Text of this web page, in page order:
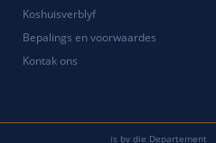
Koshuisverblyf
Bepalings en voorwaardes
Kontak ons
is by die Departement